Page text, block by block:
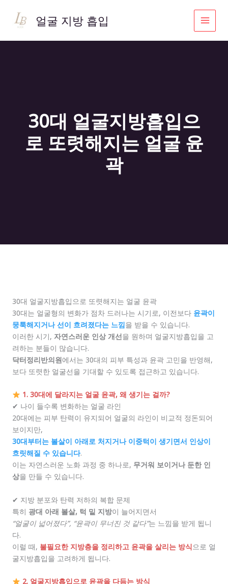
로
얼굴 지방 흡입
30대 얼굴지방흡입으
로 또렷해지는 얼굴 윤
곽
30대 얼굴지방흡입으로 또렷해지는 얼굴 윤곽
30대는 얼굴형의 변화가 점차 드러나는 시기로, 이전보다 윤곽이
뭉툭해지거나 선이 흐려졌다는 느낌을 받을 수 있습니다.
이러한 시기, 자연스러운 인상 개선을 원하며 얼굴지방흡입을 고
려하는 분들이 많습니다.
닥터정리반의원에서는 30대의 피부 특성과 윤곽 고민을 반영해,
보다 또렷한 얼굴선을 기대할 수 있도록 접근하고 있습니다.
1. 30대에 달라지는 얼굴 윤곽, 왜 생기는 걸까?
✔ 나이 들수록 변화하는 얼굴 라인
20대에는 피부 탄력이 유지되어 얼굴의 라인이 비교적 정돈되어
보이지만,
30대부터는 볼살이 아래로 처지거나 이중턱이 생기면서 인상이
흐릿해질 수 있습니다.
이는 자연스러운 노화 과정 중 하나로, 무거워 보이거나 둔한 인
상을 만들 수 있습니다.
✔ 지방 분포와 탄력 저하의 복합 문제
특히 광대 아래 볼살, 턱 밑 지방이 늘어지면서
“얼굴이 넓어졌다”, “윤곽이 무너진 것 같다”는 느낌을 받게 됩니
다.
이럴 때, 불필요한 지방층을 정리하고 윤곽을 살리는 방식으로 얼
굴지방흡입을 고려하게 됩니다.
2. 얼굴지방흡입으로 윤곽을 다듬는 방식